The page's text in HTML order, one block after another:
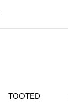
TOOTED